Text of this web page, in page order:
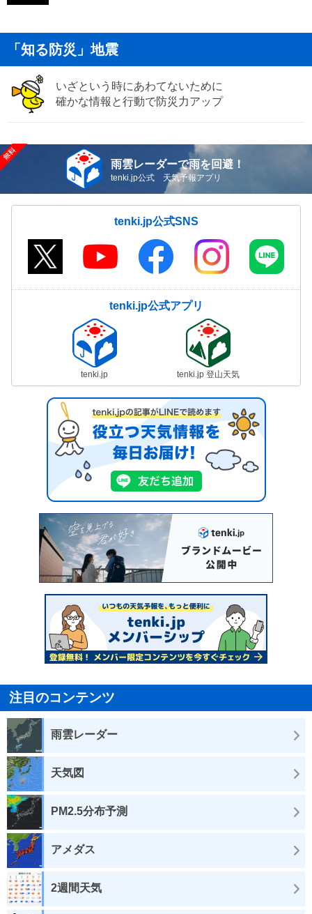
「知る防災」地震
いざという時にあわてないために
確かな情報と行動で防災力アップ
雨雲レーダーで雨を回避！
tenki.jp公式 天気予報アプリ
tenki.jp公式SNS
tenki.jp公式アプリ
tenki.jp tenki.jp 登山天気
注目のコンテンツ
雨雲レーダー
天気図
PM2.5分布予測
アメダス
2週間天気